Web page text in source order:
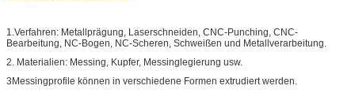
1.Verfahren: Metallprägung, Laserschneiden, CNC-Punching, CNC-
Bearbeitung, NC-Bogen, NC-Scheren, Schweißen und Metallverarbeitung.
2. Materialien: Messing, Kupfer, Messinglegierung usw.
3Messingprofile können in verschiedene Formen extrudiert werden.